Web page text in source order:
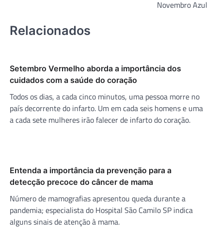
Novembro Azul
Relacionados
Setembro Vermelho aborda a importância dos
cuidados com a saúde do coração
Todos os dias, a cada cinco minutos, uma pessoa morre no
país decorrente do infarto. Um em cada seis homens e uma
a cada sete mulheres irão falecer de infarto do coração.
Entenda a importância da prevenção para a
detecção precoce do câncer de mama
Número de mamografias apresentou queda durante a
pandemia; especialista do Hospital São Camilo SP indica
alguns sinais de atenção à mama.